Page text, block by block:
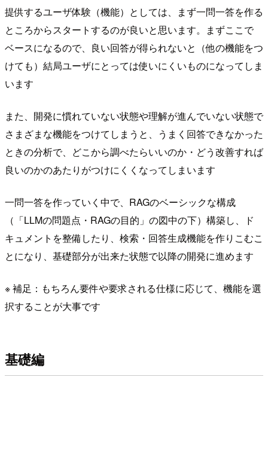
提供するユーザ体験（機能）としては、まず一問一答を作る
ところからスタートするのが良いと思います。まずここで
ベースになるので、良い回答が得られないと（他の機能をつ
けても）結局ユーザにとっては使いにくいものになってしま
います
また、開発に慣れていない状態や理解が進んでいない状態で
さまざまな機能をつけてしまうと、うまく回答できなかった
ときの分析で、どこから調べたらいいのか・どう改善すれば
良いのかのあたりがつけにくくなってしまいます
一問一答を作っていく中で、RAGのベーシックな構成
（「LLMの問題点・RAGの目的」の図中の下）構築し、ド
キュメントを整備したり、検索・回答生成機能を作りこむこ
とになり、基礎部分が出来た状態で以降の開発に進めます
※ 補足：もちろん要件や要求される仕様に応じて、機能を選
択することが大事です
基礎編